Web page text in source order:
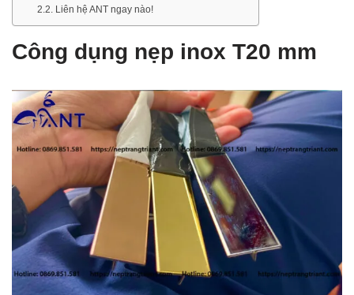
Liên hệ ANT ngay nào!
Công dụng nẹp inox T20 mm